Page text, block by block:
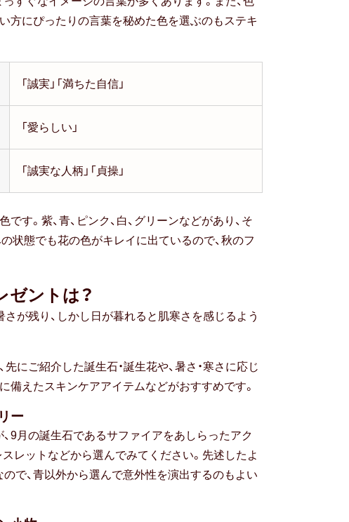
方にぴったりの言葉を秘めた色を選ぶのもステキ
「誠実」「満ちた自信」
「愛らしい」
「誠実な人柄」「貞操」
す。紫、青、ピンク、白、グリーンなどがあり、そ
状態でも花の色がキレイに出ているので、秋のフ
ゼントは？
が残り、しかし日が暮れると肌寒さを感じるよう
にご紹介した誕生石・誕生花や、暑さ・寒さに応じ
備えたスキンケアアイテムなどがおすすめです。
ー
9月の誕生石であるサファイアをあしらったアク
レットなどから選んでみてください。先述したよ
で、青以外から選んで意外性を演出するのもよい